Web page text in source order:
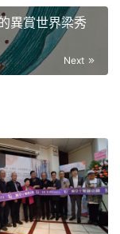
異賞世界梁秀
Next